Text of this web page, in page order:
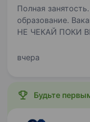
Полная
образование. Вакансія: технік-водій-електрик
НЕ ЧЕКАЙ ПОКИ
прикордонний
вчера
Будьте